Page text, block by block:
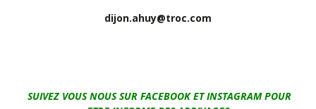
dijon.ahuy@troc.com
SUIVEZ VOUS NOUS SUR FACEBOOK ET INSTAGRAM POUR